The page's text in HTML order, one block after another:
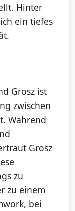
Hinter
ein tiefes
Grosz ist
zwischen
Während
Grosz
zu
zu einem
bei